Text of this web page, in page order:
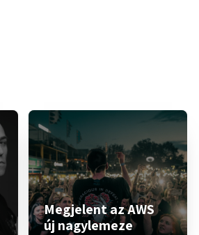
Megjelent az AWS
új nagylemeze